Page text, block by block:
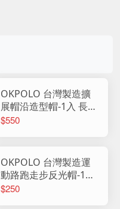
OKPOLO 台灣製造擴
展帽沿造型帽-1入 長簷
帽 帽子 鴨舌帽 棒球帽
$550
OKPOLO 台灣製造運
動路跑走步反光帽-1入
休閒棒球帽 帽子 鴨舌
$250